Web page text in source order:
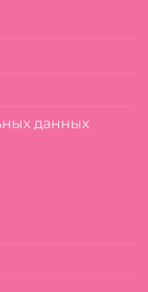
данных